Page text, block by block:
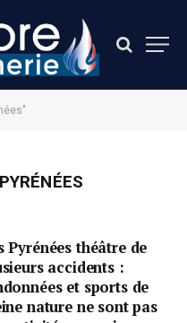
Pyrénées théâtre de
accidents :
et sports de
nature ne sont pas